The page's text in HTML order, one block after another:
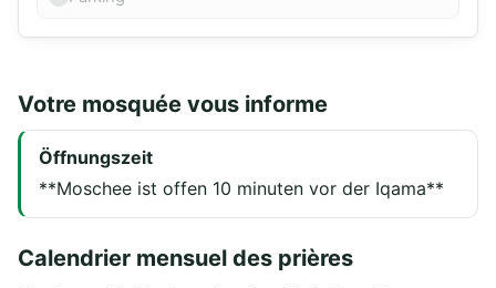
Votre mosquée vous informe
Öffnungszeit
**Moschee ist offen 10 minuten vor der Iqama**
Calendrier mensuel des prières